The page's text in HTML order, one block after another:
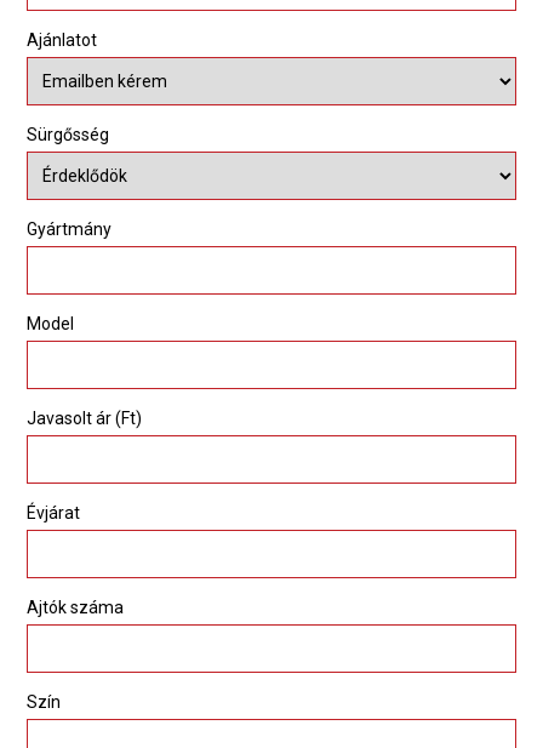
Ajánlatot
Sürgősség
Gyártmány
Model
Javasolt ár (Ft)
Évjárat
Ajtók száma
Szín